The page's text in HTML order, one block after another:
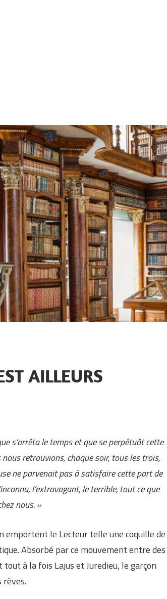
AILLEURS
s’arrêta le temps et que se perpétuât cette
retrouvions, chaque soir, tous les trois,
ne parvenait pas à satisfaire cette part de
l’extravagant, le terrible, tout ce que
nous. »
emportent le Lecteur telle une coquille de
Absorbé par ce mouvement entre des
à la fois Lajus et Juredieu, le garçon
rêves.